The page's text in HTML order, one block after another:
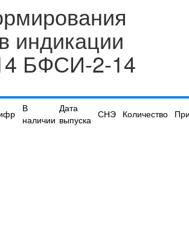
индикации
БФСИ-2-14
В
наличии
Дата
выпуска СНЭ Количество